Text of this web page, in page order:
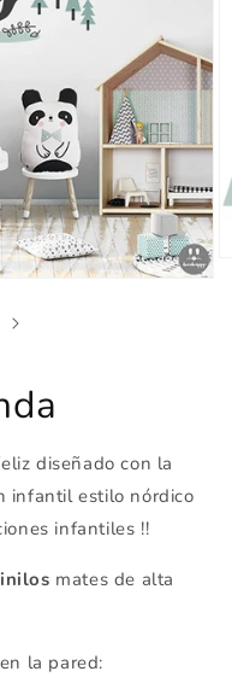
diseñado con la
infantil estilo nórdico
infantiles !!
mates de alta
la pared: